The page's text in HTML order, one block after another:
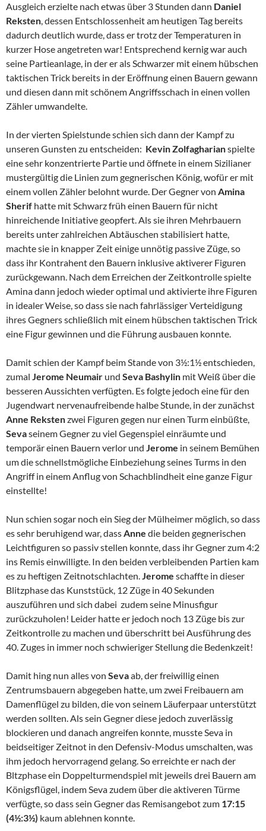
Ausgleich erzielte nach etwas über 3 Stunden dann Daniel
Reksten, dessen Entschlossenheit am heutigen Tag bereits
dadurch deutlich wurde, dass er trotz der Temperaturen in
kurzer Hose angetreten war! Entsprechend kernig war auch
seine Partieanlage, in der er als Schwarzer mit einem hübschen
taktischen Trick bereits in der Eröffnung einen Bauern gewann
und diesen dann mit schönem Angriffsschach in einen vollen
Zähler umwandelte.
In der vierten Spielstunde schien sich dann der Kampf zu
unseren Gunsten zu entscheiden: Kevin Zolfagharianspielte
eine sehr konzentrierte Partie und öffnete in einem Sizilianer
mustergültig die Linien zum gegnerischen König, wofür er mit
einem vollen Zähler belohnt wurde. Der Gegner von Amina
Sherif hatte mit Schwarz früh einen Bauern für nicht
hinreichende Initiative geopfert. Als sie ihren Mehrbauern
bereits unter zahlreichen Abtäuschen stabilisiert hatte,
machte sie in knapper Zeit einige unnötig passive Züge, so
dass ihr Kontrahent den Bauern inklusive aktiverer Figuren
zurückgewann. Nach dem Erreichen der Zeitkontrolle spielte
Amina dann jedoch wieder optimal und aktivierte ihre Figuren
in idealer Weise, so dass sie nach fahrlässiger Verteidigung
ihres Gegners schließlich mit einem hübschen taktischen Trick
eine Figur gewinnen und die Führung ausbauen konnte.
Damit schien der Kampf beim Stande von 3½:1½ entschieden,
zumal Jerome Neumair und Seva Bashylin mit Weiß über die
besseren Aussichten verfügten. Es folgte jedoch eine für den
Jugendwart nervenaufreibende halbe Stunde, in der zunächst
Anne Rekstenzwei Figuren gegen nur einen Turm einbüßte,
Sevaseinem Gegner zu viel Gegenspiel einräumte und
temporär einen Bauern verlor und Jerome in seinem Bemühen
um die schnellstmögliche Einbeziehung seines Turms in den
Angriff in einem Anflug von Schachblindheit eine ganze Figur
einstellte!
Nun schien sogar noch ein Sieg der Mülheimer möglich, so dass
es sehr beruhigend war, dassAnne die beiden gegnerischen
Leichtfiguren so passiv stellen konnte, dass ihr Gegner zum 4:2
ins Remis einwilligte. In den beiden verbleibenden Partien kam
es zu heftigen Zeitnotschlachten.Jerome schaffte in dieser
Blitzphase das Kunststück, 12 Züge in 40 Sekunden
auszuführen und sich dabei zudem seine Minusfigur
zurückzuholen! Leider hatte er jedoch noch 13 Züge bis zur
Zeitkontrolle zu machen und überschritt bei Ausführung des
40. Zuges in immer noch schwieriger Stellung die Bedenkzeit!
Damit hing nun alles von Sevaab, der freiwillig einen
Zentrumsbauern abgegeben hatte, um zwei Freibauern am
Damenflügel zu bilden, die von seinem Läuferpaar unterstützt
werden sollten. Als sein Gegner diese jedoch zuverlässig
blockieren und danach angreifen konnte, musste Seva in
beidseitiger Zeitnot in den Defensiv-Modus umschalten, was
ihm jedoch hervorragend gelang. So erreichte er nach der
Bltzphase ein Doppelturmendspiel mit jeweils drei Bauern am
Königsflügel, indem Seva zudem über die aktiveren Türme
verfügte, so dass sein Gegner das Remisangebot zum 17:15
(4½:3½) kaum ablehnen konnte.